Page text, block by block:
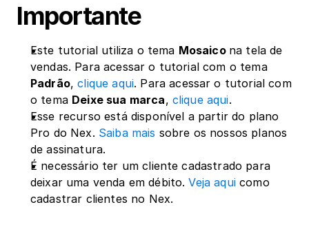
Importante
Este tutorial utiliza o tema Mosaico na tela de
vendas. Para acessar o tutorial com o tema
Padrão, clique aqui. Para acessar o tutorial com
o tema Deixe sua marca, clique aqui.
Esse recurso está disponível a partir do plano
Pro do Nex. Saiba mais sobre os nossos planos
de assinatura.
É necessário ter um cliente cadastrado para
deixar uma venda em débito. Veja aqui como
cadastrar clientes no Nex.